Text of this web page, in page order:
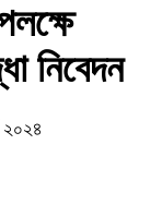
নিবেদন
২০২৪